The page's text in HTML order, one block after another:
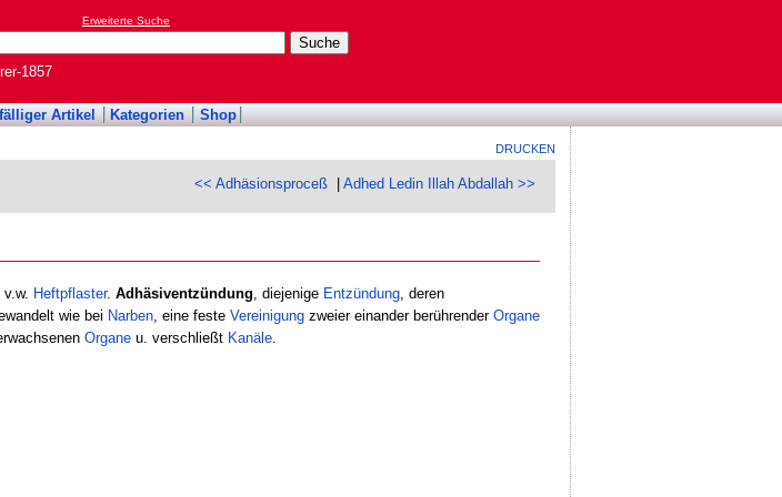
Erweiterte Suche
1857
Artikel Kategorien Shop
DRUCKEN
<< Adhäsionsproceß |Adhed Ledin Illah Abdallah >>
Heftpflaster. Adhäsiventzündung , diejenige Entzündung, deren
wie bei Narben, eine feste Vereinigungzweier einander berührender Organe
Organeu. verschließt Kanäle.